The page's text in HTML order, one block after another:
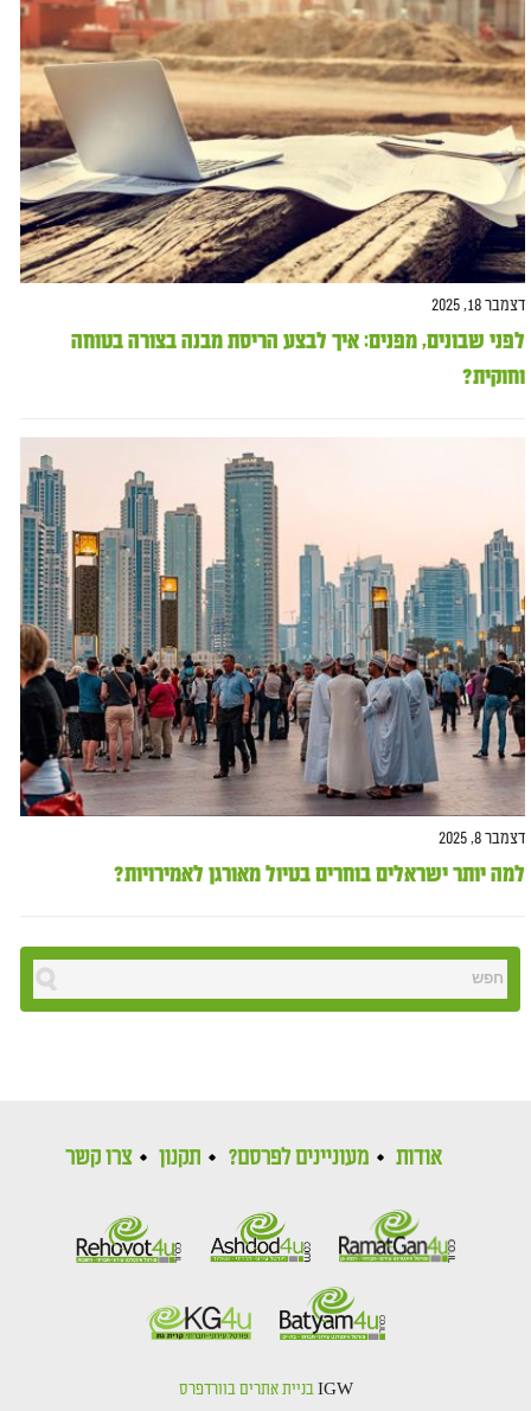
דצמבר 18, 2025
לפני שבונים, מפנים: איך לבצע הריסת מבנה בצורה בטוחה
וחוקית?
דצמבר 8, 2025
למה יותר ישראלים בוחרים בטיול מאורגן לאמירויות?
אודות מעוניינים לפרסם? תקנון צרו קשר
IGW בניית אתרים בוורדפרס